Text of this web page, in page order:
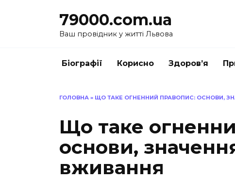
79000.com.ua
Ваш провідник у житті Львова
Біографії Корисно Здоров’я
ГОЛОВНА » ЩО ТАКЕ ОГНЕННИЙ ПРАВОПИС: ОСНОВИ,
Що таке
основи,
вживання